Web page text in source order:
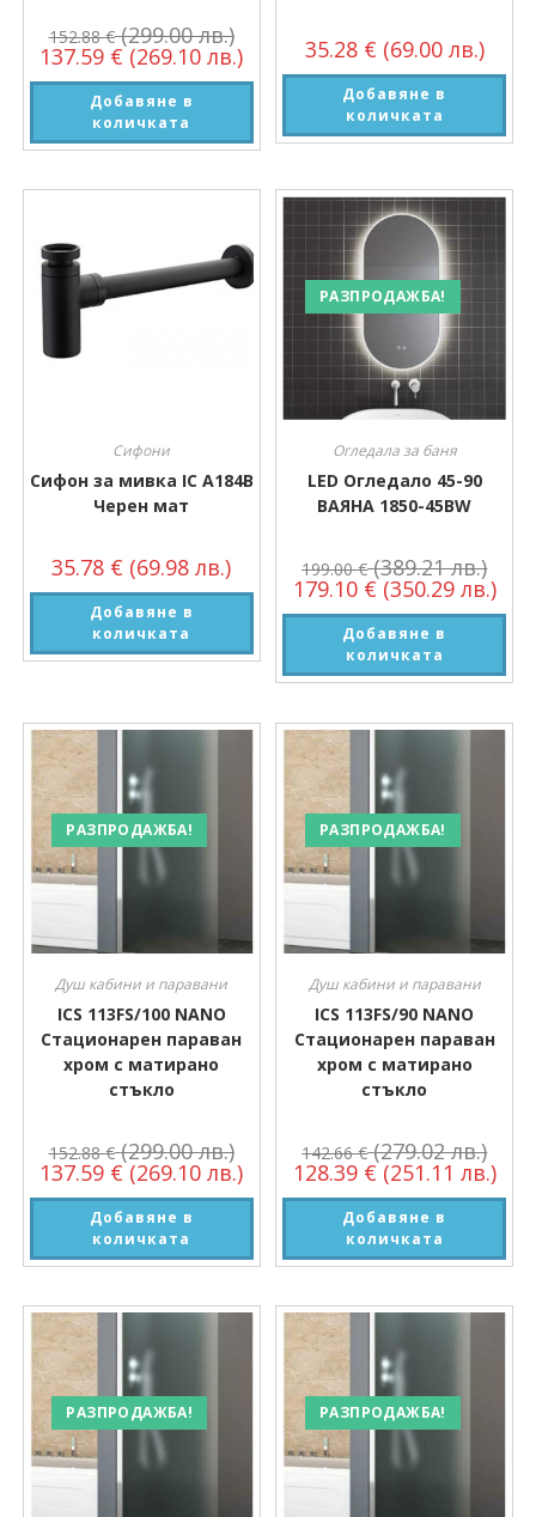
152.88€ (299.00 лв.)
137.59 € (269.10 лв.)
Добавяне в
количката
35.28 € (69.00 лв.)
Добавяне в
количката
Сифони
Сифон за мивка IC A184B
Черен мат
35.78 € (69.98 лв.)
Добавяне в
количката
РАЗПРОДАЖБА!
Огледала за баня
LED Огледало 45-90
ВАЯНА 1850-45ВW
199.00€ (389.21 лв.)
179.10 € (350.29 лв.)
Добавяне в
количката
РАЗПРОДАЖБА!
Душ кабини и паравани
ICS 113FS/100 NANO
Стационарен параван
хром с матирано
стъкло
152.88€ (299.00 лв.)
137.59 € (269.10 лв.)
Добавяне в
количката
РАЗПРОДАЖБА!
Душ кабини и паравани
ICS 113FS/90 NANO
Стационарен параван
хром с матирано
стъкло
142.66€ (279.02 лв.)
128.39 € (251.11 лв.)
Добавяне в
количката
РАЗПРОДАЖБА! РАЗПРОДАЖБА!